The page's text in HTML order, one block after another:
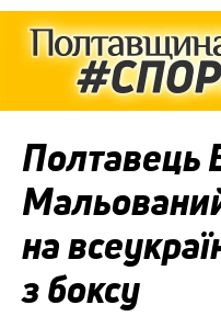
Полтавець
на
з боксу